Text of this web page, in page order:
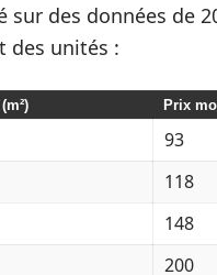
des données de
des unités :
Prix
93
118
148
200